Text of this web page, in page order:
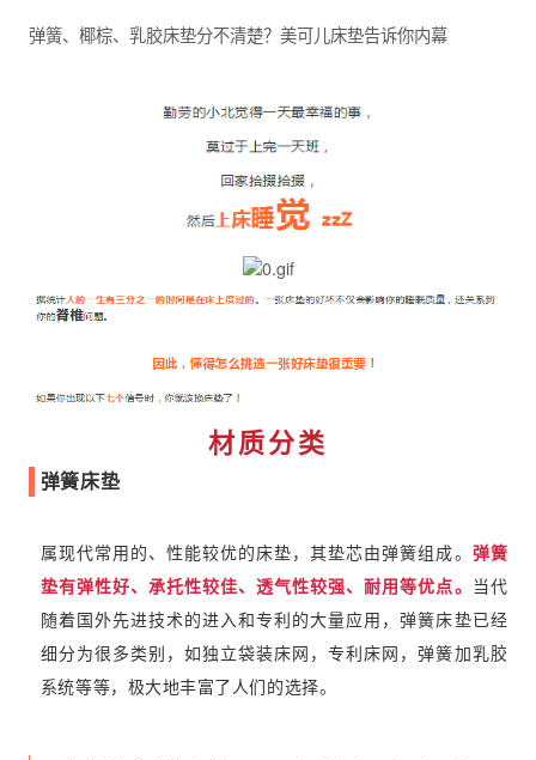
弹簧、椰棕、乳胶床垫分不清楚？美可儿床垫告诉你内幕
材质分类
弹簧床垫
属现代常用的、性能较优的床垫，其垫芯由弹簧组成。 弹簧
垫有弹性好、承托性较佳、透气性较强、耐用等优点。
当代
随着国外先进技术的进入和专利的大量应用，弹簧床垫已经
细分为很多类别，如独立袋装床网，专利床网，弹簧加乳胶
系统等等，极大地丰富了人们的选择。